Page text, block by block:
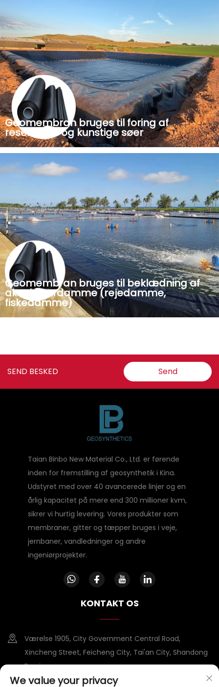
Geomembran bruges til foring af
reservoirer og kunstige søer
Geomembranen er lavet af high-density polyethylen,
som har egenskaberne vandtæt, uigennemtrængelig,
anti-aging og anti ultraviolet. Udbredt i
lossepladsforinger, akvakulturfiskedamme, rejebassiner,
landbrugsreservoirer, kunstige...
Geomembran bruges til beklædning af
akvakulturdamme (rejedamme,
fiskedamme)
lossepladsforinger, akvakulturfiskedamme, rejebassiner,
landbrugsreservoirer, kunstige...
SEND BESKED Send
Taian Binbo New Material Co., Ltd. er førende
inden for fremstilling af geosynthetik i Kina.
Udstyret med over 40 avancerede linjer og en
årlig kapacitet på mere end 300 millioner kvm,
sikrer vi hurtig levering. Vores produkter som
membraner, gitter og tæpper bruges i veje,
jernbaner, vandledninger og andre
ingeniørprojekter.
KONTAKT OS
Værelse 1905, City Government Central Road,
Xincheng Street, Feicheng City, Tai'an City, Shandong
Province
We value your privacy